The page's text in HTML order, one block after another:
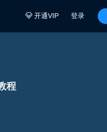
开通VIP 登录
程